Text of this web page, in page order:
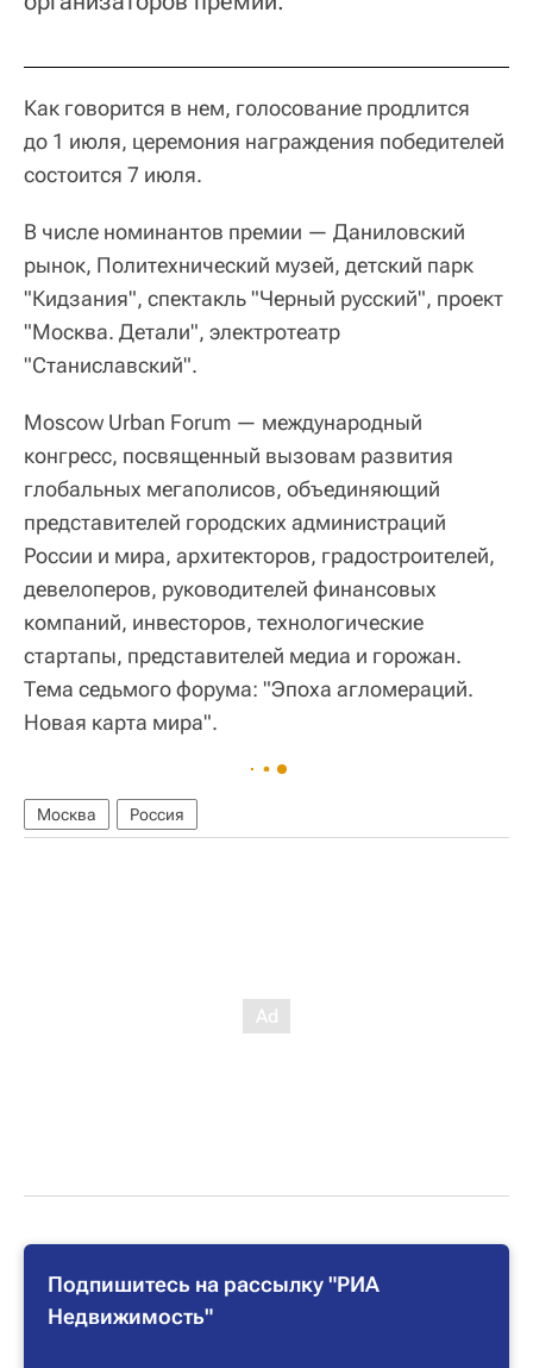
Как говорится в нем, голосование продлится
до 1 июля, церемония награждения победителей
состоится 7 июля.
В числе номинантов премии — Даниловский
рынок, Политехнический музей, детский парк
"Кидзания", спектакль "Черный русский", проект
"Москва. Детали", электротеатр
"Станиславский".
Moscow Urban Forum — международный
конгресс, посвященный вызовам развития
глобальных мегаполисов, объединяющий
представителей городских администраций
России и мира, архитекторов, градостроителей,
девелоперов, руководителей финансовых
компаний, инвесторов, технологические
стартапы, представителей медиа и горожан.
Тема седьмого форума: "Эпоха агломераций.
Новая карта мира".
Москва Россия
Подпишитесь на рассылку "РИА
Недвижимость"